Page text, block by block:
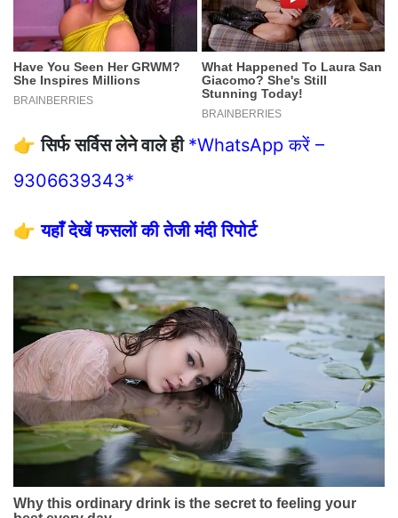
👉सिर्फ सर्विस लेने वाले ही *WhatsApp करें –
9306639343*
👉यहाँ देखें फसलों की तेजी मंदी रिपोर्ट